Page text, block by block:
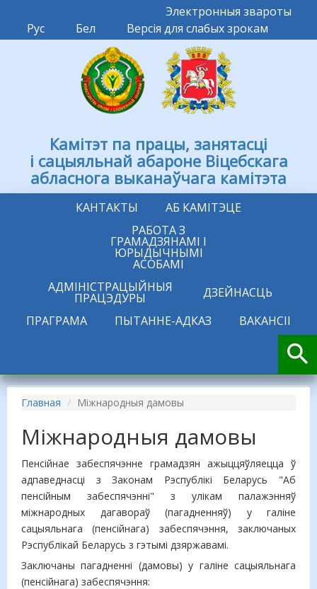
Электронныя звароты
Рус
Бел Версія для слабых зрокам
Камітэт па працы, занятасці
і сацыяльнай абароне Віцебскага
абласнога выканаўчага камітэта
КАНТАКТЫ
АБ КАМІТЭЦЕ
РАБОТА З
ГРАМАДЗЯНАМІ І
ЮРЫДЫЧНЫМІ
АСОБАМІ
АДМІНІСТРАЦЫЙНЫЯ
ПРАЦЭДУРЫ
ДЗЕЙНАСЦЬ
ПРАГРАМА
ПЫТАННЕ-АДКАЗ ВАКАНСІІ
Главная Міжнародныя дамовы
Міжнародныя дамовы
Пенсійнае забеспячэнне грамадзян ажыццяўляецца ў
адпаведнасці з Законам Рэспублікі Беларусь "Аб
пенсійным забеспячэнні" з улікам палажэнняў
міжнародных дагавораў (пагадненняў) у галіне
сацыяльнага (пенсійнага) забеспячэння, заключаных
Рэспублікай Беларусь з гэтымі дзяржавамі.
Заключаны пагадненні (дамовы) у галіне сацыяльнага
(пенсійнага) забеспячэння: